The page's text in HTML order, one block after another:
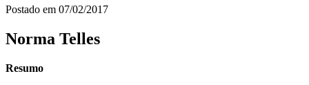
Postado em 07/02/2017
Norma Telles
Resumo